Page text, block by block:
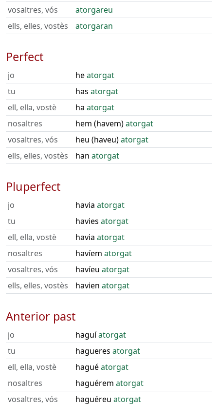
vosaltres, vós
atorgareu
ells, elles, vostès
atorgaran
Perfect
jo heatorgat
tu
has atorgat
ell, ella, vostè
ha atorgat
nosaltres
hem (havem)atorgat
vosaltres, vós
heu (haveu)atorgat
ells, elles, vostès
han atorgat
Pluperfect
jo havia atorgat
tu
havies atorgat
ell, ella, vostè
havia atorgat
nosaltres
havíem atorgat
vosaltres, vós
havíeu atorgat
ells, elles, vostès
havien atorgat
Anterior past
jo haguíatorgat
tu
hagueres atorgat
ell, ella, vostè
haguéatorgat
nosaltres
haguérem atorgat
vosaltres, vós
haguéreu atorgat